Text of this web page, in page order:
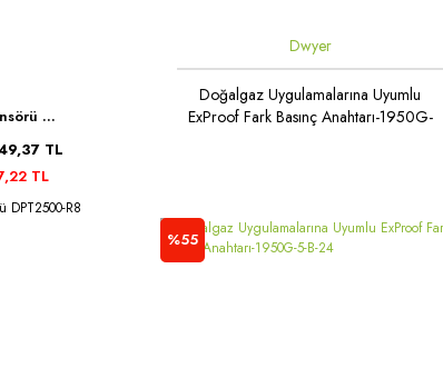
...
TL
TL
Dwyer
Doğalgaz Uygulamalarına Uyumlu
ExProof Fark Basınç Anahtarı-1950G-
%55